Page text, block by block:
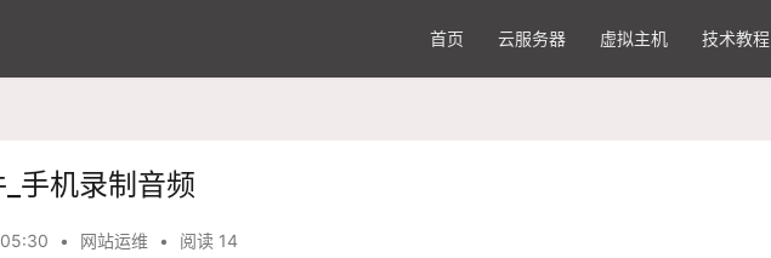
首页 云服务器 虚拟主机 技术教程
手机录制音频
• 网站运维 • 阅读 14